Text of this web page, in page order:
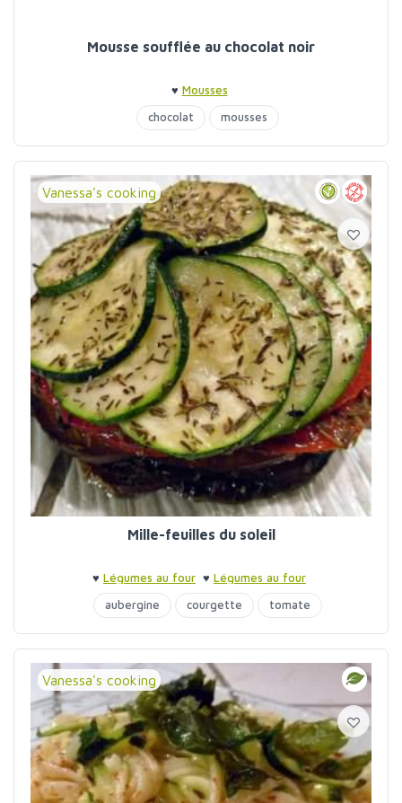
Mousse soufflée au chocolat noir
♥ Mousses
chocolat
mousses
Vanessa's cooking
Mille-feuilles du soleil
♥ Légumes au four ♥ Légumes au four
aubergine
courgette tomate
Vanessa's cooking